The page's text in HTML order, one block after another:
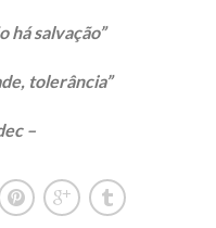
há salvação”
tolerância”
–